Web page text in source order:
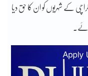
کے شہریوں کو ان کا حق دیا